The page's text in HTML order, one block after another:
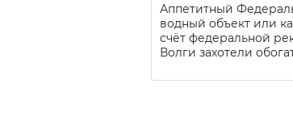
Аппетитный
водный объект или
счёт федеральной
Волги захотели